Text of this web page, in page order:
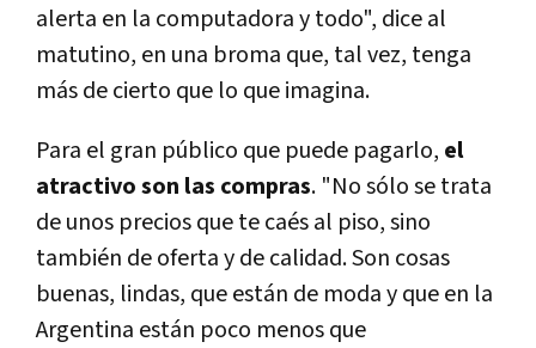
alerta en la computadora y todo", dice al
matutino, en una broma que, tal vez, tenga
más de cierto que lo que imagina.
Para el gran público que puede pagarlo, el
atractivo son las compras. "No sólo se trata
de unos precios que te caés al piso, sino
también de oferta y de calidad. Son cosas
buenas, lindas, que están de moda y que en la
Argentina están poco menos que